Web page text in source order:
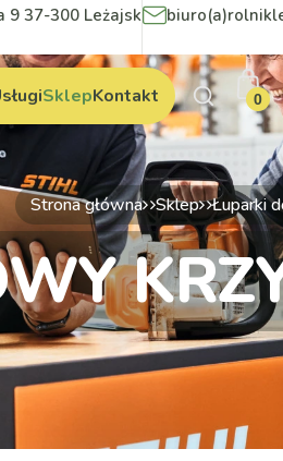
9 37-300 Leżajsk
SklepKontakt 0
Strona główna Sklep Łuparki